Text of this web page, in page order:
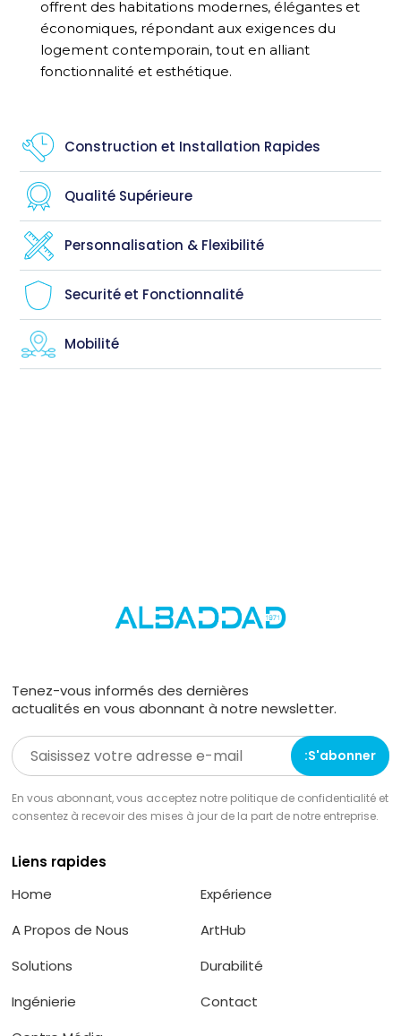
offrent des habitations modernes, élégantes et
économiques, répondant aux exigences du
logement contemporain, tout en alliant
fonctionnalité et esthétique.
Construction et Installation Rapides
Qualité Supérieure
Personnalisation & Flexibilité
Securité et Fonctionnalité
Mobilité
Tenez-vous informés des dernières
actualités en vous abonnant à notre newsletter.
En vous abonnant, vous acceptez notre politique de confidentialité et
consentez à recevoir des mises à jour de la part de notre entreprise.
Liens rapides
Home
A Propos de Nous
Solutions
Ingénierie
Expérience
ArtHub
Durabilité
Contact